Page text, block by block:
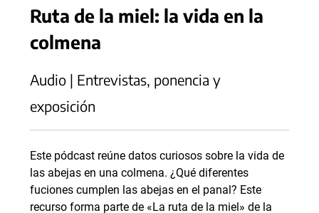
Ruta de la miel: la vida en la
colmena
Audio | Entrevistas, ponencia y
exposición
Este pódcast reúne datos curiosos sobre la vida de
las abejas en una colmena. ¿Qué diferentes
fuciones cumplen las abejas en el panal? Este
recurso forma parte de «La ruta de la miel» de la